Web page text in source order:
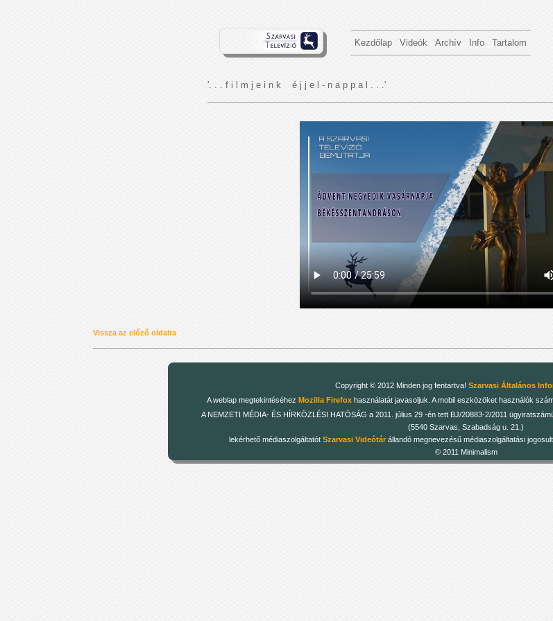
Kezdőlap Videók Archív Info Tartalom
'. . . f i l m j e i n k é j j e l - n a p p a l . . .'
Vissza az előző oldalra
Copyright © 2012 Minden jog fentartva!Szarvasi Általános
A weblap megtekintéséhezMozilla Firefox használatát javasoljuk. A mobil eszközöket használók
A NEMZETI MÉDIA- ÉS HÍRKÖZLÉSI HATÓSÁG a 2011. július 29 -én tett BJ/20883-2/2011
(5540 Szarvas, Szabadság u. 21.)
lekérhető médiaszolgáltatótSzarvasi Videótár állandó megnevezésű médiaszolgáltatási
© 2011 Minimalism